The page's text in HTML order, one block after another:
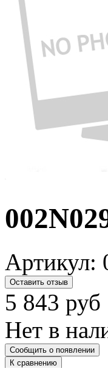
Артикул:
Оставить отзыв
5 843 руб
Нет в
Сообщить о появлении
К сравнению